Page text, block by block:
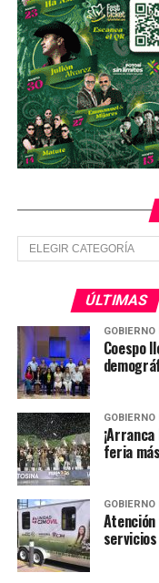
Potosí”.
TEMAS RELACIONADOS
YA VIENE
Cae un Ómnibus de
viajaba en el autobús
NO TE PIERDAS
violaciones de niños
Secciones
ÚLTIMAS
GOBIERNO
Coespo
GOBIERNO
feria
GOBIERNO